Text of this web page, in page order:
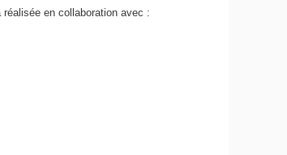
en collaboration avec :